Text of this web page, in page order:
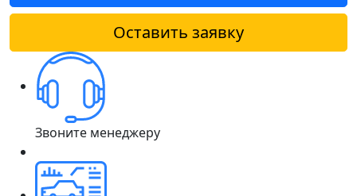
Оставить заявку
Звоните менеджеру